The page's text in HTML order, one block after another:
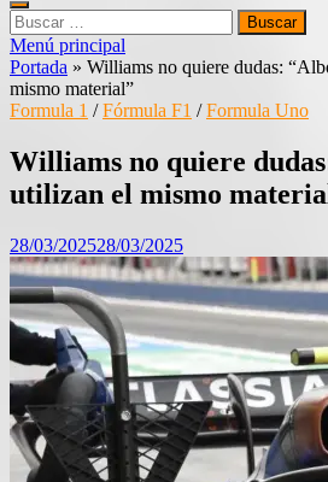
Buscar:
Menú principal
Portada » Williams no quiere dudas:
mismo material”
Formula 1 /Fórmula F1 /Formula Uno
Williams no quiere
utilizan el mismo
28/03/202528/03/2025